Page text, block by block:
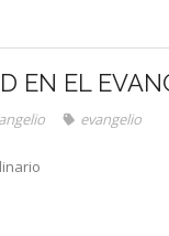
EN EL
evangelio